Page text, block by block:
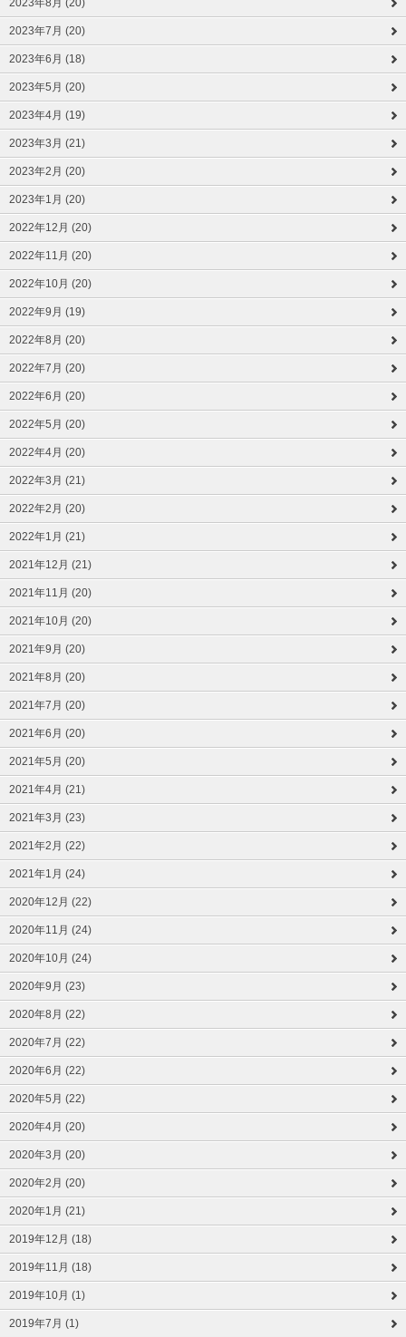
2023年8月 (20)
2023年7月 (20)
2023年6月 (18)
2023年5月 (20)
2023年4月 (19)
2023年3月 (21)
2023年2月 (20)
2023年1月 (20)
2022年12月 (20)
2022年11月 (20)
2022年10月 (20)
2022年9月 (19)
2022年8月 (20)
2022年7月 (20)
2022年6月 (20)
2022年5月 (20)
2022年4月 (20)
2022年3月 (21)
2022年2月 (20)
2022年1月 (21)
2021年12月 (21)
2021年11月 (20)
2021年10月 (20)
2021年9月 (20)
2021年8月 (20)
2021年7月 (20)
2021年6月 (20)
2021年5月 (20)
2021年4月 (21)
2021年3月 (23)
2021年2月 (22)
2021年1月 (24)
2020年12月 (22)
2020年11月 (24)
2020年10月 (24)
2020年9月 (23)
2020年8月 (22)
2020年7月 (22)
2020年6月 (22)
2020年5月 (22)
2020年4月 (20)
2020年3月 (20)
2020年2月 (20)
2020年1月 (21)
2019年12月 (18)
2019年11月 (18)
2019年10月 (1)
2019年7月 (1)